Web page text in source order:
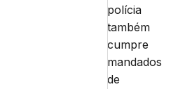
polícia
também
cumpre
mandados
de